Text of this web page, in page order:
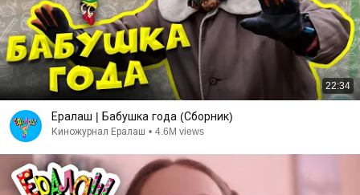
22:34
Ералаш | Бабушка года (Сборник)
Киножурнал Ералаш • 4.6M views